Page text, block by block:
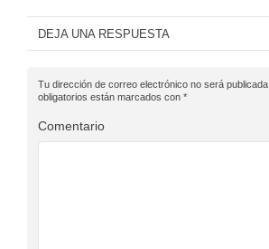
DEJA UNA RESPUESTA
Tu dirección de correo electrónico no será publicada.
obligatorios están marcados con *
Comentario